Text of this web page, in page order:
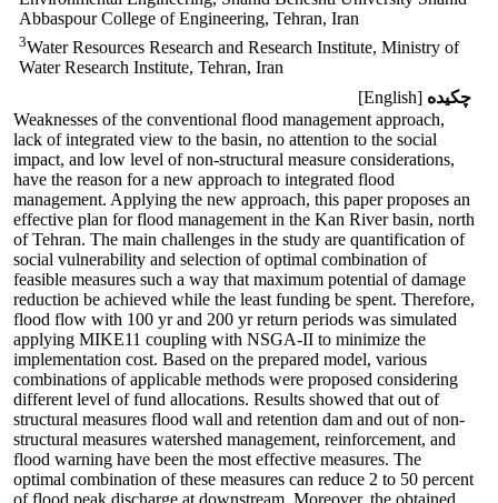
Abbaspour College of Engineering, Tehran, Iran
3Water Resources Research and Research Institute, Ministry of
Water Research Institute, Tehran, Iran
چکیده [English]
Weaknesses of the conventional flood management approach,
lack of integrated view to the basin, no attention to the social
impact, and low level of non-structural measure considerations,
have the reason for a new approach to integrated flood
management. Applying the new approach, this paper proposes an
effective plan for flood management in the Kan River basin, north
of Tehran. The main challenges in the study are quantification of
social vulnerability and selection of optimal combination of
feasible measures such a way that maximum potential of damage
reduction be achieved while the least funding be spent. Therefore,
flood flow with 100 yr and 200 yr return periods was simulated
applying MIKE11 coupling with NSGA-II to minimize the
implementation cost. Based on the prepared model, various
combinations of applicable methods were proposed considering
different level of fund allocations. Results showed that out of
structural measures flood wall and retention dam and out of non-
structural measures watershed management, reinforcement, and
flood warning have been the most effective measures. The
optimal combination of these measures can reduce 2 to 50 percent
of flood peak discharge at downstream. Moreover, the obtained